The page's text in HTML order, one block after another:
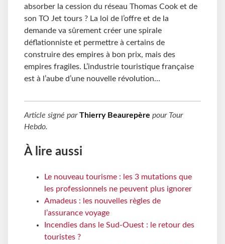
absorber la cession du réseau Thomas Cook et de
son TO Jet tours ? La loi de l’offre et de la
demande va sûrement créer une spirale
déflationniste et permettre à certains de
construire des empires à bon prix, mais des
empires fragiles. L’industrie touristique française
est à l’aube d’une nouvelle révolution…
Article signé parThierry Beaurepère pour Tour
Hebdo.
À lire aussi
Le nouveau tourisme : les 3 mutations que
les professionnels ne peuvent plus ignorer
Amadeus : les nouvelles règles de
l’assurance voyage
Incendies dans le Sud-Ouest : le retour des
touristes ?